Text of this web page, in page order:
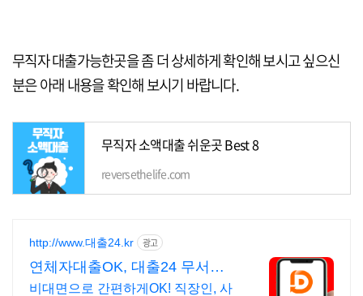
무직자 대출가능한곳을 좀 더 상세하게 확인해 보시고 싶으신
분은 아래 내용을 확인해 보시기 바랍니다.
무직자 소액대출 쉬운곳 Best 8
reversethelife.com
http://www.대출24.kr 광고
연체자대출OK, 대출24 무서류
No신용 대출가능!
비대면으로 간편하게OK! 직장인, 사